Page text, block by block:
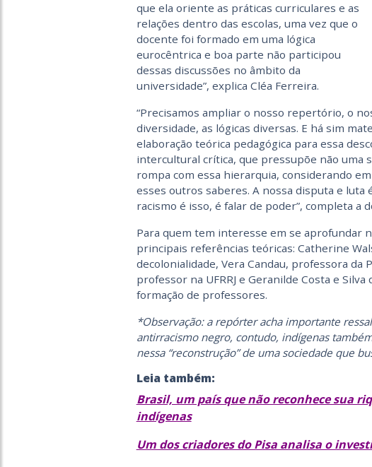
que ela oriente as práticas curriculares e as
relações dentro das escolas, uma vez que o
docente foi formado em uma lógica
eurocêntrica e boa parte não participou
dessas discussões no âmbito da
universidade”, explica Cléa Ferreira.
“Precisamos ampliar o nosso repertório, o
diversidade, as lógicas diversas. E há sim
elaboração teórica pedagógica para essa
intercultural crítica, que pressupõe não uma
rompa com essa hierarquia, considerando
esses outros saberes. A nossa disputa e
racismo é isso, é falar de poder”, completa a
Para quem tem interesse em se aprofundar
principais referências teóricas: Catherine
decolonialidade, Vera Candau, professora da
professor na UFRRJ e Geranilde Costa e
formação de professores.
*Observação: a repórter acha importante
antirracismo negro, contudo, indígenas
nessa “reconstrução” de uma sociedade que
Leia também:
Brasil, um país que não reconhece sua
indígenas
Um dos criadores do Pisa analisa o